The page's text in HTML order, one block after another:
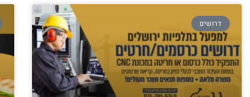
דרושים